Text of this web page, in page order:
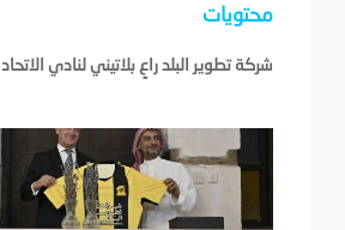
محتويات
شركة تطوير البلد راعٍ بلاتيني لنادي الاتحاد